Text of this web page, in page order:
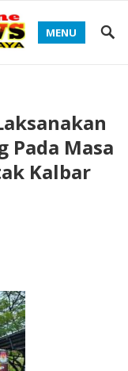
MENU
Masa
Kalbar